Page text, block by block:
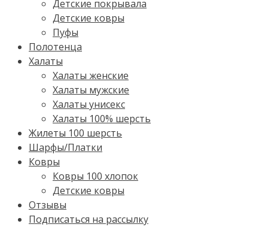
Детские покрывала
Детские ковры
Пуфы
Полотенца
Халаты
Халаты женские
Халаты мужские
Халаты унисекс
Халаты 100% шерсть
Жилеты 100 шерсть
Шарфы/Платки
Ковры
Ковры 100 хлопок
Детские ковры
Отзывы
Подписаться на рассылку